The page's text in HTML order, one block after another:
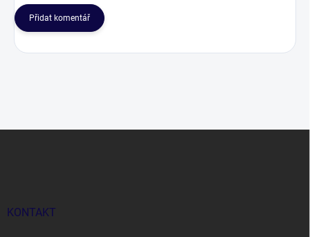
Přidat komentář
KONTAKT